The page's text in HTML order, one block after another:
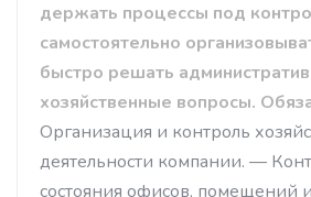
держать процессы под
самостоятельно
быстро решать
хозяйственные вопросы.
Организация и контроль
деятельности компании. —
состояния офисов, помещений